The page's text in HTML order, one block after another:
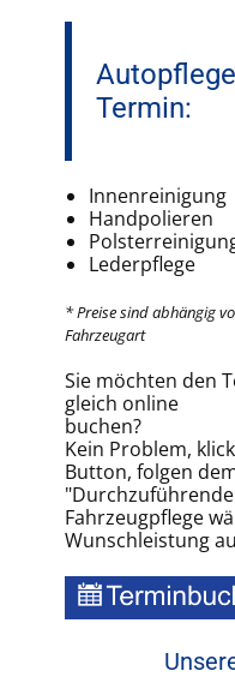
Termin:
Lederpflege
* Preise sind abhängig
Fahrzeugart
Sie möchten den
gleich online
Kein Problem,
Button, folgen
Fahrzeugpflege
Wunschleistung